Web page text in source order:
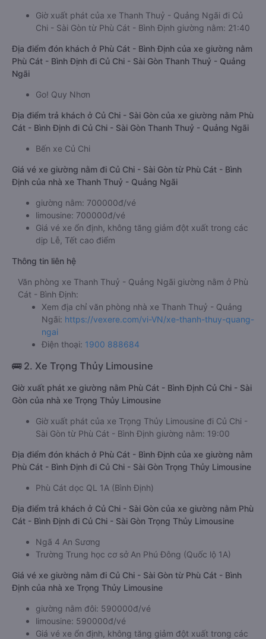
Giờ xuất phát của xe Thanh Thuỷ - Quảng Ngãi đi Củ
Chi - Sài Gòn từ Phù Cát - Bình Định giường nằm: 21:40
Địa điểm đón khách ở Phù Cát - Bình Định của xe giường nằm
Phù Cát - Bình Định đi Củ Chi - Sài Gòn Thanh Thuỷ - Quảng
Ngãi
Go! Quy Nhơn
Địa điểm trả khách ở Củ Chi - Sài Gòn của xe giường nằm Phù
Cát - Bình Định đi Củ Chi - Sài Gòn Thanh Thuỷ - Quảng Ngãi
Bến xe Củ Chi
Giá vé xe giường nằm đi Củ Chi - Sài Gòn từ Phù Cát - Bình
Định của nhà xe Thanh Thuỷ - Quảng Ngãi
giường nằm: 700000đ/vé
limousine: 700000đ/vé
Giá vé xe ổn định, không tăng giảm đột xuất trong các
dịp Lễ, Tết cao điểm
Thông tin liên hệ
Văn phòng xe Thanh Thuỷ - Quảng Ngãi giường nằm ở Phù
Cát - Bình Định:
Xem địa chỉ văn phòng nhà xe Thanh Thuỷ - Quảng
Ngãi: https://vexere.com/vi-VN/xe-thanh-thuy-quang-
ngai
Điện thoại: 1900 888684
🚌 2. Xe Trọng Thủy Limousine
Giờ xuất phát xe giường nằm Phù Cát - Bình Định Củ Chi - Sài
Gòn của nhà xe Trọng Thủy Limousine
Giờ xuất phát của xe Trọng Thủy Limousine đi Củ Chi -
Sài Gòn từ Phù Cát - Bình Định giường nằm: 19:00
Địa điểm đón khách ở Phù Cát - Bình Định của xe giường nằm
Phù Cát - Bình Định đi Củ Chi - Sài Gòn Trọng Thủy Limousine
Phù Cát dọc QL 1A (Bình Định)
Địa điểm trả khách ở Củ Chi - Sài Gòn của xe giường nằm Phù
Cát - Bình Định đi Củ Chi - Sài Gòn Trọng Thủy Limousine
Ngã 4 An Sương
Trường Trung học cơ sở An Phú Đông (Quốc lộ 1A)
Giá vé xe giường nằm đi Củ Chi - Sài Gòn từ Phù Cát - Bình
Định của nhà xe Trọng Thủy Limousine
giường nằm đôi: 590000đ/vé
limousine: 590000đ/vé
Giá vé xe ổn định, không tăng giảm đột xuất trong các